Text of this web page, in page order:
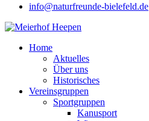
info@naturfreunde-bielefeld.de
Home
Aktuelles
Über uns
Historisches
Vereinsgruppen
Sportgruppen
Kanusport